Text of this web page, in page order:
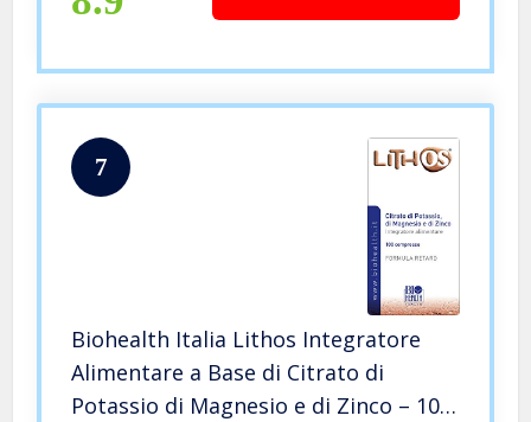
7
Biohealth Italia Lithos Integratore
Alimentare a Base di Citrato di
Potassio di Magnesio e di Zinco – 100